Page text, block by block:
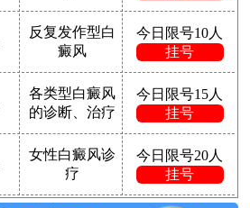
反复发作型白
癜风
今日限号10人
挂号
各类型白癜风
的诊断、治疗
今日限号15人
挂号
女性白癜风诊
疗
今日限号20人
挂号